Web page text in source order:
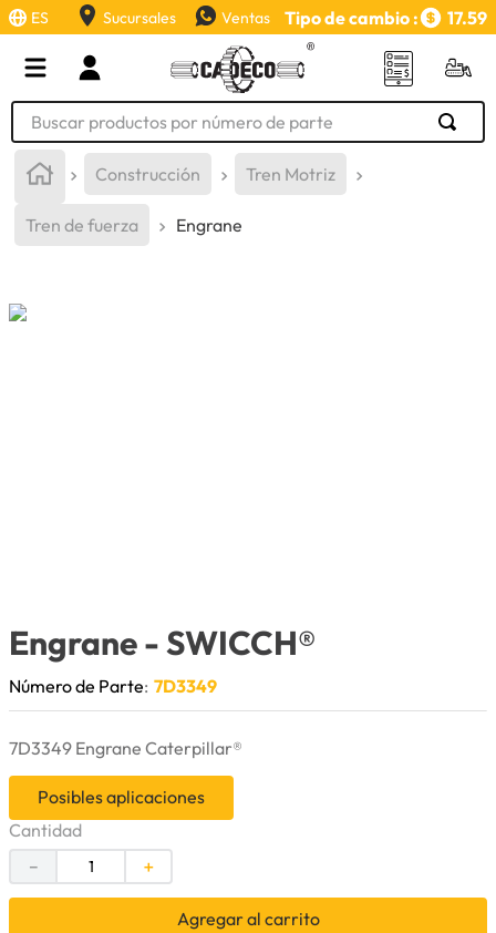
ES Sucursales Ventas Tipo de cambio : 17.59
Buscar productos por número de parte
Construcción Tren Motriz
Tren de fuerza Engrane
Engrane- SWICCH®
Número de Parte: 7D3349
7D3349 Engrane Caterpillar®
Posibles aplicaciones
Cantidad
＋
－
Agregar al carrito
TÉRMINOS MÁS BUSCADOS
2 .
aceite